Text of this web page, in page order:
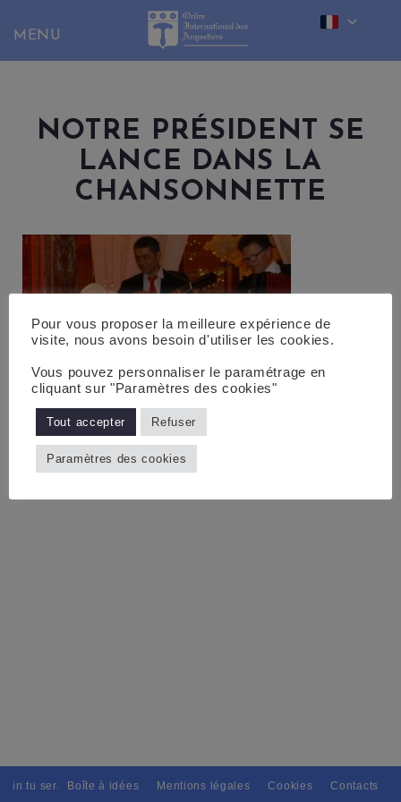
content
NOTRE PRÉSIDENT SE
LANCE DANS LA
CHANSONNETTE
tu seras, Pour tous avec discernement. // L'amitié tu
Boîte à idées Mentions légales Cookies Contacts
Pour vous proposer la meilleure expérience de
visite, nous avons besoin d'utiliser les cookies.
Vous pouvez personnaliser le paramétrage en
cliquant sur "Paramètres des cookies"
Tout accepter Refuser
Paramètres des cookies